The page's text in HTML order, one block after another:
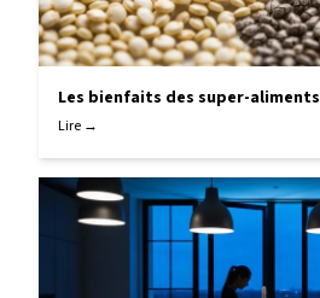
Les bienfaits des super-aliments
Lire →